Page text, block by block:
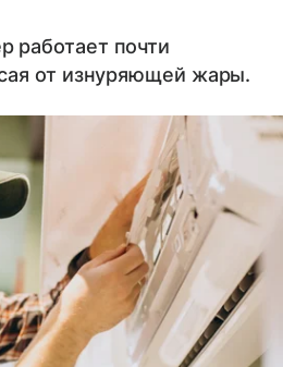
работает почти
от изнуряющей жары.